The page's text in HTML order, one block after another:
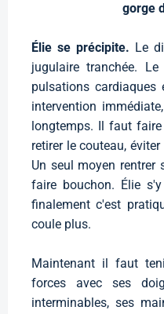
gorge
Élie se précipite. Le
jugulaire tranchée.
pulsations
intervention
longtemps. Il faut
retirer le couteau,
Un seul moyen rentrer
faire bouchon. Élie
finalement c'est
coule plus.
Maintenant il faut
forces avec ses
interminables, ses